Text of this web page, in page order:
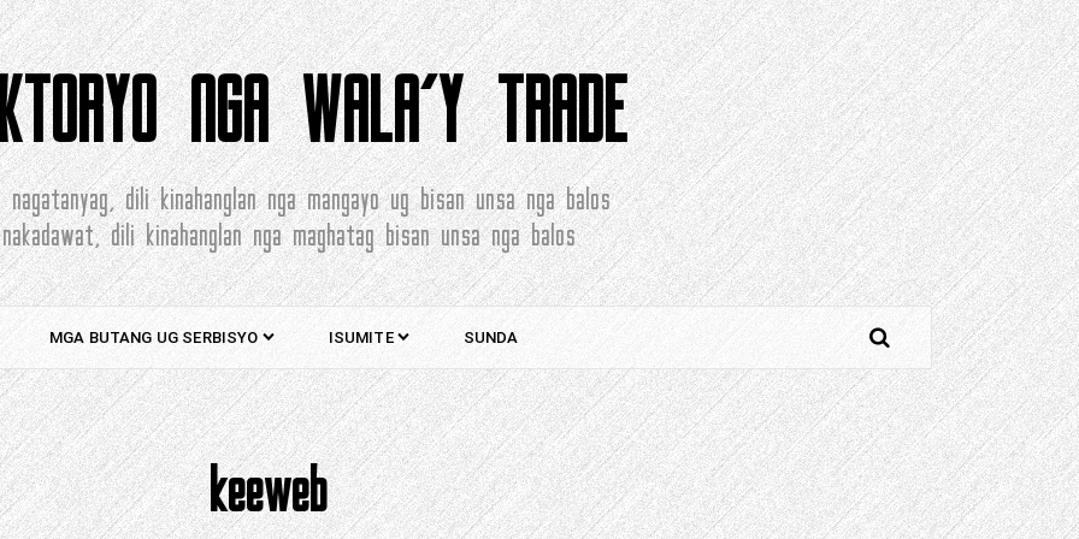
NGA WALA’Y TRADE
nagatanyag, dili kinahanglan nga mangayo ug bisan unsa nga balos
dili kinahanglan nga maghatag bisan unsa nga balos
MGA BUTANG UG SERBISYO ISUMITE SUNDA
keeweb